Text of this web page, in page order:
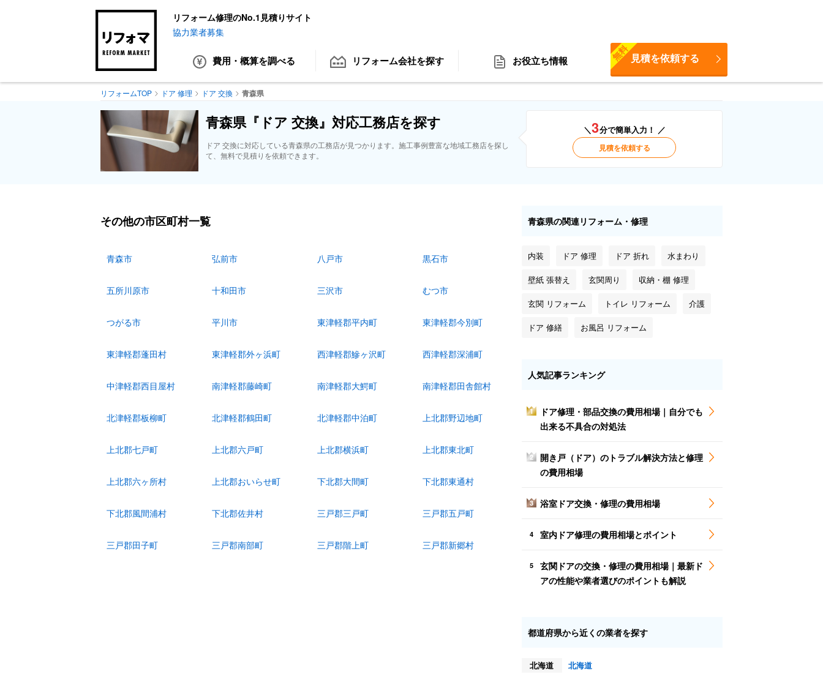
リフォーム修理のNo.1見積りサイト
協力業者募集
費用・概算を調べる リフォーム会社を探す お役立ち情報 見積を依頼する
無料
リフォームTOP ドア 修理 ドア 交換 青森県
青森県『ドア 交換』対応工務店を探す
ドア 交換に対応している青森県の工務店が見つかります。施工事例豊富な地域工務店を探し
て、無料で見積りを依頼できます。
＼3分で簡単入力！ ／
見積を依頼する
その他の市区町村一覧
青森市 弘前市 八戸市 黒石市
五所川原市 十和田市 三沢市 むつ市
つがる市 平川市 東津軽郡平内町 東津軽郡今別町
東津軽郡蓬田村 東津軽郡外ヶ浜町 西津軽郡鰺ヶ沢町 西津軽郡深浦町
中津軽郡西目屋村 南津軽郡藤崎町 南津軽郡大鰐町 南津軽郡田舎館村
北津軽郡板柳町 北津軽郡鶴田町 北津軽郡中泊町 上北郡野辺地町
上北郡七戸町 上北郡六戸町 上北郡横浜町 上北郡東北町
上北郡六ヶ所村 上北郡おいらせ町 下北郡大間町 下北郡東通村
下北郡風間浦村 下北郡佐井村 三戸郡三戸町 三戸郡五戸町
三戸郡田子町 三戸郡南部町 三戸郡階上町 三戸郡新郷村
青森県の関連リフォーム・修理
内装 ドア 修理 ドア 折れ 水まわり
壁紙 張替え 玄関周り 収納・棚 修理
玄関 リフォーム トイレ リフォーム 介護
ドア 修繕 お風呂 リフォーム
人気記事ランキング
1
ドア修理・部品交換の費用相場｜自分でも
出来る不具合の対処法
2
開き戸（ドア）のトラブル解決方法と修理
の費用相場
3 浴室ドア交換・修理の費用相場
4 室内ドア修理の費用相場とポイント
5
玄関ドアの交換・修理の費用相場｜最新ド
アの性能や業者選びのポイントも解説
都道府県から近くの業者を探す
北海道
北海道